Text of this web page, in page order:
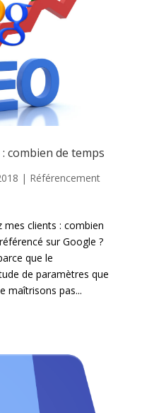
combien de temps
| Référencement
mes clients : combien
sur Google ?
que le
de paramètres que
maîtrisons pas...